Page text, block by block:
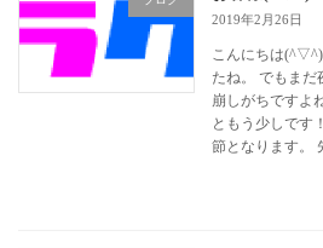
2019年2月26日
こんにちは
たね。 でもまだ
崩しがちですよ
ともう少しです
節となります。